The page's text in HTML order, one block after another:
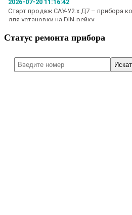
Статус ремонта прибора